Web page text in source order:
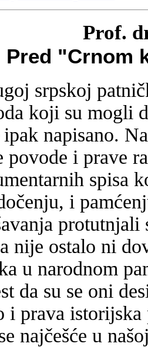
Prof.
Pred "Crnom
srpskoj
koji su mogli
napisano.
povode i prave
spisa
i
nije ostalo ni
u narodnom
da su se oni
i prava
najčešće u